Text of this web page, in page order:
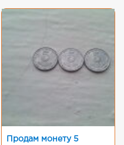
Продам монету 5